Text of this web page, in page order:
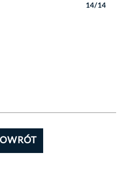
14/14